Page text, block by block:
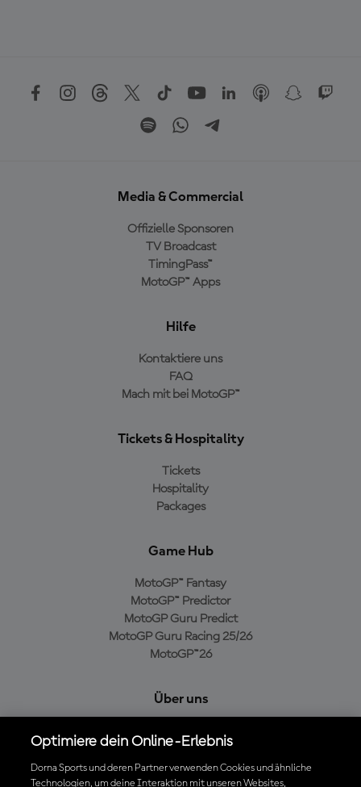
Media & Commercial
Offizielle Sponsoren
TV Broadcast
TimingPass™
MotoGP™ Apps
Hilfe
Kontaktiere uns
FAQ
Mach mit bei MotoGP™
Tickets & Hospitality
Tickets
Hospitality
Packages
Game Hub
MotoGP™ Fantasy
MotoGP™ Predictor
MotoGP Guru Predict
MotoGP Guru Racing 25/26
MotoGP™26
Über uns
Cookie-Richtlinien
Geschäftsbedingungen
Optimiere dein Online-Erlebnis
Dorna Sports und deren Partner verwenden Cookies und ähnliche
Technologien, um deine Interaktion mit unseren Websites,